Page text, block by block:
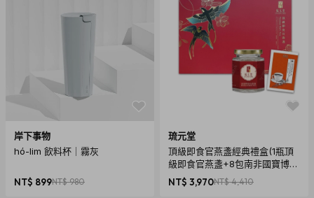
產地：中國
材質：壓克力、銅、鐵
商品規格尺寸：5 x 8 x 1.5 cm
外盒規格尺寸：17.3 x 9.7 x 3.2 cm
重量：177g(含包裝)
岸下事物
hó-lim 飲料杯｜霧灰
NT$ 899NT$ 980
琉元堂
頂級即食官燕盞經典禮盒(1瓶頂
級即食官燕盞+8包南非國寶博士
茶)
NT$ 3,970NT$ 4,410